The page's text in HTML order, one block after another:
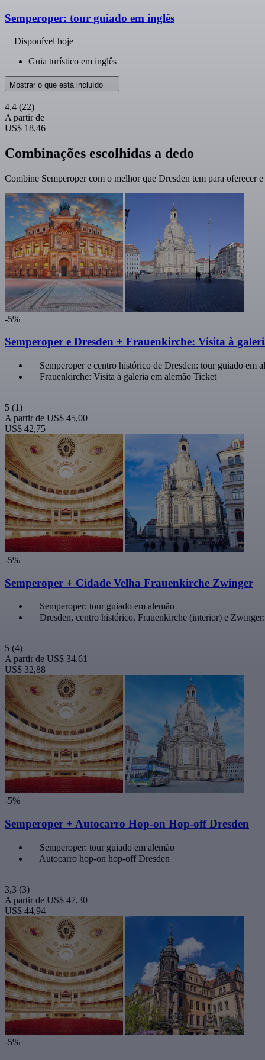
Semperoper: tour guiado em inglês
Disponível hoje
Guia turístico em inglês
Mostrar o que está incluído
4,4 (22)
A partir de
US$ 18,46
Combinações escolhidas a dedo
Combine Semperoper com o melhor que Dresden tem para oferecer
-5%
Semperoper e Dresden + Frauenkirche: Visita à
Semperoper e centro histórico de Dresden: tour guiado em
Frauenkirche: Visita à galeria em alemão Ticket
5 (1)
A partir de US$ 45,00
US$ 42,75
-5%
Semperoper + Cidade Velha Frauenkirche Zwinger
Semperoper: tour guiado em alemão
Dresden, centro histórico, Frauenkirche (interior) e
5 (4)
A partir de US$ 34,61
US$ 32,88
-5%
Semperoper + Autocarro Hop-on Hop-off Dresden
Semperoper: tour guiado em alemão
Autocarro hop-on hop-off Dresden
3,3 (3)
A partir de US$ 47,30
US$ 44,94
-5%